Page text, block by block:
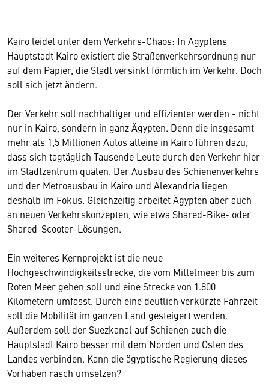
Kairo leidet unter dem Verkehrs-Chaos: In Ägyptens
Hauptstadt Kairo existiert die Straßenverkehrsordnung nur
auf dem Papier, die Stadt versinkt förmlich im Verkehr. Doch
soll sich jetzt ändern.
Der Verkehr soll nachhaltiger und effizienter werden - nicht
nur in Kairo, sondern in ganz Ägypten. Denn die insgesamt
mehr als 1,5 Millionen Autos alleine in Kairo führen dazu,
dass sich tagtäglich Tausende Leute durch den Verkehr hier
im Stadtzentrum quälen. Der Ausbau des Schienenverkehrs
und der Metroausbau in Kairo und Alexandria liegen
deshalb im Fokus. Gleichzeitig arbeitet Ägypten aber auch
an neuen Verkehrskonzepten, wie etwa Shared-Bike- oder
Shared-Scooter-Lösungen.
Ein weiteres Kernprojekt ist die neue
Hochgeschwindigkeitsstrecke, die vom Mittelmeer bis zum
Roten Meer gehen soll und eine Strecke von 1.800
Kilometern umfasst. Durch eine deutlich verkürzte Fahrzeit
soll die Mobilität im ganzen Land gesteigert werden.
Außerdem soll der Suezkanal auf Schienen auch die
Hauptstadt Kairo besser mit dem Norden und Osten des
Landes verbinden. Kann die ägyptische Regierung dieses
Vorhaben rasch umsetzen?